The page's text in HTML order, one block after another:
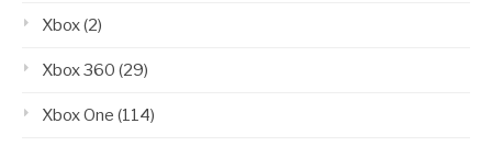
Xbox(2)
Xbox 360 (29)
Xbox One (114)